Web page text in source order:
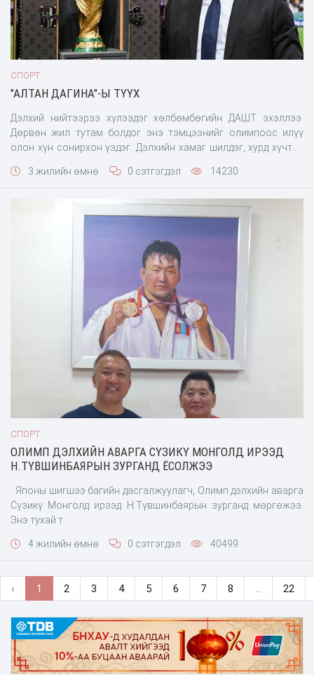
СПОРТ
"АЛТАН ДАГИНА"-Ы ТҮҮХ
Дэлхий нийтээрээ хүлээдэг хөлбөмбөгийн ДАШТ эхэллээ.
Дөрвөн жил тутам болдог энэ тэмцээнийг олимпоос илүү
олон хүн сонирхон үздэг. Дэлхийн хамаг шилдэг, хурд хүчтэй
Алтан цомыг авах…Дэлхий даяараа Алтан дагина хэмээн
хамгийн нөлөө бүхий баг, залуус
3 жилийн өмнө 0 сэтгэгдэл 14230
СПОРТ
ОЛИМП ДЭЛХИЙН АВАРГА СҮЗИКҮ МОНГОЛД ИРЭЭД
Н.ТҮВШИНБАЯРЫН ЗУРГАНД ЁСОЛЖЭЭ
Сүзикү Монголд ирээд Н.Түвшинбаярын зурганд мөргөжээ.
Энэ тухай т
4 жилийн өмнө 0 сэтгэгдэл 40499
‹ 1 2 3 4 5 6 7 8 22